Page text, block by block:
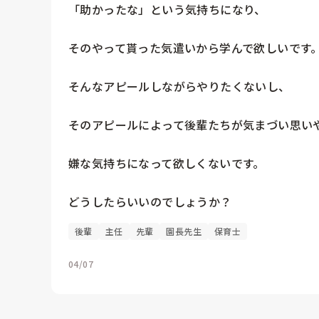
「助かったな」という気持ちになり、
そのやって貰った気遣いから学んで欲しいです。
そんなアピールしながらやりたくないし、
そのアピールによって後輩たちが気まづい思い
嫌な気持ちになって欲しくないです。
どうしたらいいのでしょうか？
後輩 主任 先輩 園長先生 保育士
04/07